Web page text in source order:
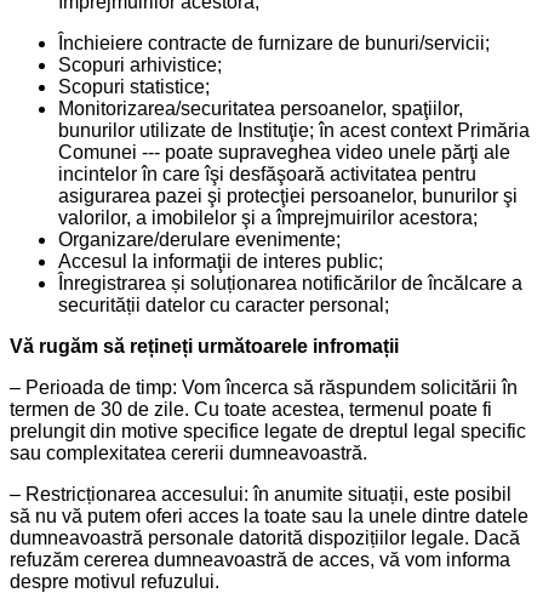
Închieiere contracte de furnizare de bunuri/servicii;
Scopuri arhivistice;
Scopuri statistice;
Monitorizarea/securitatea persoanelor, spaţiilor,
bunurilor utilizate de Instituţie; în acest context Primăria
Comunei --- poate supraveghea video unele părţi ale
incintelor în care îşi desfăşoară activitatea pentru
asigurarea pazei şi protecţiei persoanelor, bunurilor şi
valorilor, a imobilelor şi a împrejmuirilor acestora;
Organizare/derulare evenimente;
Accesul la informaţii de interes public;
Înregistrarea și soluționarea notificărilor de încălcare a
securității datelor cu caracter personal;
Vă rugăm să rețineți următoarele infromații
– Perioada de timp: Vom încerca să răspundem solicitării în
termen de 30 de zile. Cu toate acestea, termenul poate fi
prelungit din motive specifice legate de dreptul legal specific
sau complexitatea cererii dumneavoastră.
– Restricționarea accesului: în anumite situații, este posibil
să nu vă putem oferi acces la toate sau la unele dintre datele
dumneavoastră personale datorită dispozițiilor legale. Dacă
refuzăm cererea dumneavoastră de acces, vă vom informa
despre motivul refuzului.